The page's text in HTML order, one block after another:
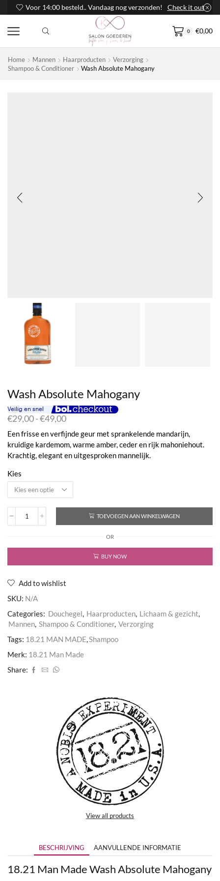
Voor 14:00 besteld.. Vandaag nog verzonden! Check it out
0 €0,00
Home Mannen Haarproducten
Verzorging
Shampoo & Conditioner
Wash Absolute Mahogany
Wash Absolute Mahogany
€29,00-€49,00Prijsklasse:
tot
€49,00
Een frisse en verfijnde geur met sprankelende mandarijn,
kruidige kardemom, warme amber, ceder en rijk mahoniehout.
Krachtig, elegant en uitgesproken mannelijk.
Kies
Wash
aantal
TOEVOEGEN AAN WINKELWAGEN
OR
BUY NOW
Add to wishlist
SKU: N/A
Categories: Douchegel, Haarproducten, Lichaam & gezicht,
Mannen, Shampoo & Conditioner, Verzorging
Tags: 18.21 MAN MADE,Shampoo
Merk: 18.21 Man Made
Share:
View all products
BESCHRIJVING AANVULLENDE INFORMATIE
18.21 Man Made Wash Absolute Mahogany